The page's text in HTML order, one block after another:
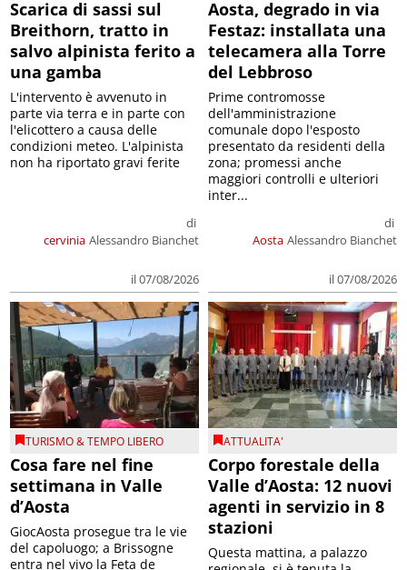
Scarica di sassi sul
Breithorn, tratto in
salvo alpinista ferito a
una gamba
cervinia
di
Alessandro Bianchet
il 07/08/2026
L'intervento è avvenuto in
parte via terra e in parte con
l'elicottero a causa delle
condizioni meteo. L'alpinista
non ha riportato gravi ferite
Aosta, degrado in via
Festaz: installata una
telecamera alla Torre
del Lebbroso
Aosta
di
Alessandro Bianchet
il 07/08/2026
Prime contromosse
dell'amministrazione
comunale dopo l'esposto
presentato da residenti della
zona; promessi anche
maggiori controlli e ulteriori
inter...
TURISMO & TEMPO LIBERO
Cosa fare nel fine
settimana in Valle
d’Aosta
GiocAosta prosegue tra le vie
del capoluogo; a Brissogne
entra nel vivo la Feta de
ATTUALITA'
Corpo forestale della
Valle d’Aosta: 12 nuovi
agenti in servizio in 8
stazioni
Questa mattina, a palazzo